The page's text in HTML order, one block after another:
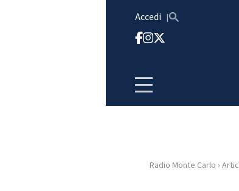
Accedi
HOMERadio Monte Carlo ›